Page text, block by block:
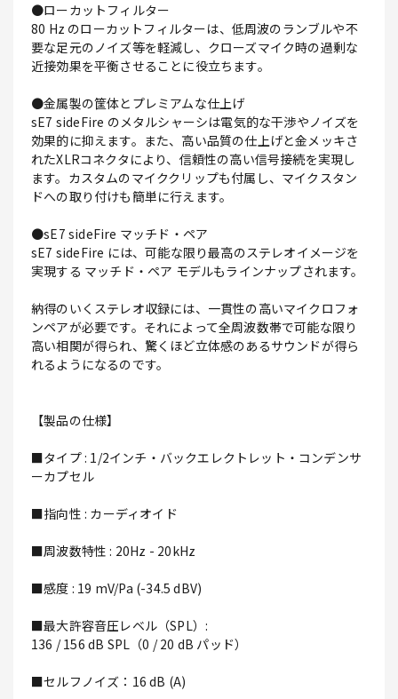
●ローカットフィルター
80 Hz のローカットフィルターは、低周波のランブルや不
要な足元のノイズ等を軽減し、クローズマイク時の過剰な
近接効果を平衡させることに役立ちます。
●金属製の筐体とプレミアムな仕上げ
sE7 sideFire のメタルシャーシは電気的な干渉やノイズを
効果的に抑えます。また、高い品質の仕上げと金メッキさ
れたXLRコネクタにより、信頼性の高い信号接続を実現し
ます。カスタムのマイククリップも付属し、マイクスタン
ドへの取り付けも簡単に行えます。
●sE7 sideFire マッチド・ペア
sE7 sideFire には、可能な限り最高のステレオイメージを
実現する マッチド・ペア モデルもラインナップされます。
納得のいくステレオ収録には、一貫性の高いマイクロフォ
ンペアが必要です。それによって全周波数帯で可能な限り
高い相関が得られ、驚くほど立体感のあるサウンドが得ら
れるようになるのです。
【製品の仕様】
■タイプ : 1/2インチ・バックエレクトレット・コンデンサ
ーカプセル
■指向性 : カーディオイド
■周波数特性 : 20Hz - 20kHz
■感度 : 19 mV/Pa (-34.5 dBV)
■最大許容音圧レベル（SPL）:
136 / 156 dB SPL（0 / 20 dB パッド）
■セルフノイズ：16 dB (A)